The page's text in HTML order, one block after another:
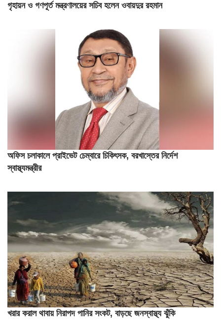
গৃহায়ন ও গণপূর্ত মন্ত্রণালয়ের সচিব হলেন ওবায়দুর রহমান
অফিস চলাকালে প্রাইভেট চেম্বারে চিকিৎসক, বরখাস্তের নির্দেশ
স্বাস্থ্যমন্ত্রীর
খরার করাল থাবায় নিরাপদ পানির সংকট, বাড়ছে জনস্বাস্থ্য ঝুঁকি